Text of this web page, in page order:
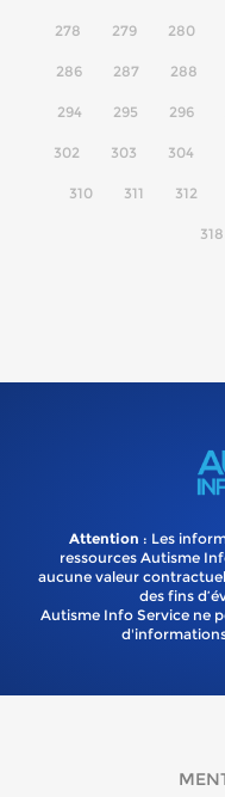
278 279 280
286 287 288
294 295 296
302 303 304
310 311 312
318
Attention : Les
ressources Autisme
aucune valeur
des fins
Autisme Info Service ne